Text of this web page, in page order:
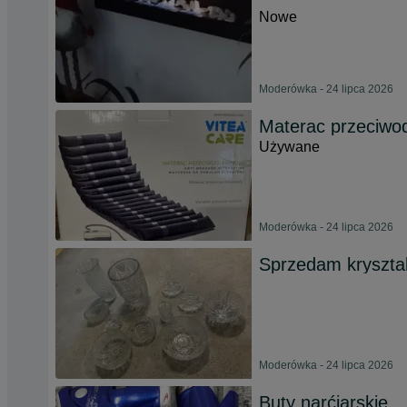
Nowe
Moderówka - 24 lipca 2026
Materac
Używane
Moderówka - 24 lipca 2026
Sprzedam
Moderówka - 24 lipca 2026
Buty narćiarskie